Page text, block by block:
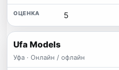
5
Ufa Models
Уфа · Онлайн / офлайн